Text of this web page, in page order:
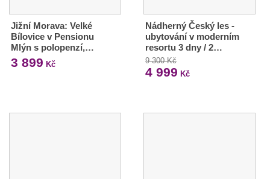
Jižní Morava: Velké
Bílovice v Pensionu
Mlýn s polopenzí,…
3 899 Kč
Nádherný Český les -
ubytování v moderním
resortu 3 dny / 2…
9 300 Kč
4 999 Kč